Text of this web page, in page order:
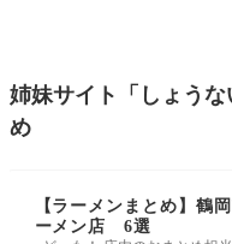
姉妹サイト「しょう
め
【ラーメンまとめ】鶴
ーメン店 6選